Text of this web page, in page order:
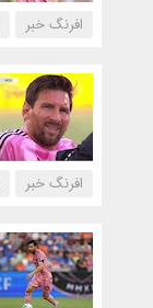
افرنگ خبر
افرنگ خبر